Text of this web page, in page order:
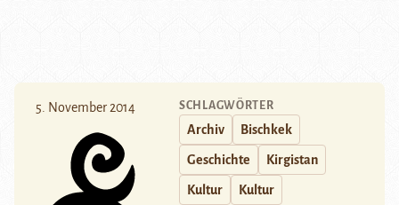
5. November 2014 SCHLAGWÖRTER
Archiv Bischkek
Geschichte Kirgistan
Kultur Kultur